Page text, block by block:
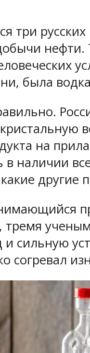
три
была
на
наличии
тремя
сильную
согревал